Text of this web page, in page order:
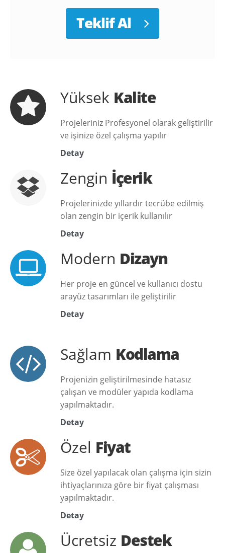
Teklif Al
Yüksek Kalite
Projeleriniz Profesyonel olarak geliştirilir
ve işinize özel çalışma yapılır
Detay
Zengin İçerik
Projelerinizde yıllardır tecrübe edilmiş
olan zengin bir içerik kullanılır
Detay
Modern Dizayn
Her proje en güncel ve kullanıcı dostu
arayüz tasarımları ile geliştirilir
Detay
Sağlam Kodlama
Projenizin geliştirilmesinde hatasız
çalışan ve modüler yapıda kodlama
yapılmaktadır.
Detay
Özel Fiyat
Size özel yapılacak olan çalışma için sizin
ihtiyaçlarınıza göre bir fiyat çalışması
yapılmaktadır.
Detay
Ücretsiz Destek